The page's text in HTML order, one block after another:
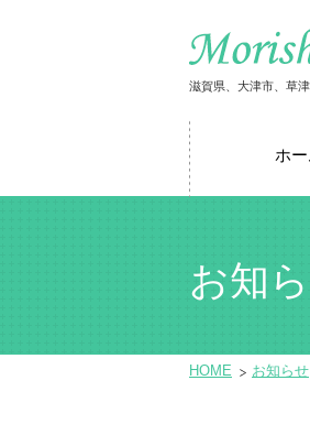
滋賀県、大津市、草
ホー
お知
HOME お知らせ